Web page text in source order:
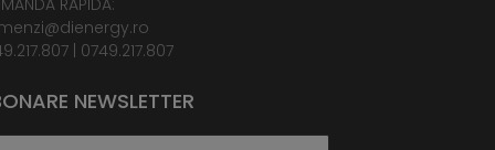
RAPIDA:
0749.217.807
NEWSLETTER